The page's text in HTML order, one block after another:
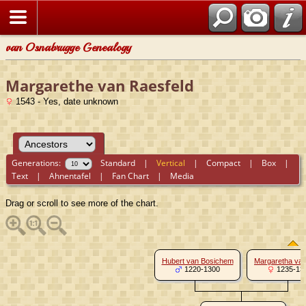
van Osnabrugge Genealogy
Margarethe van Raesfeld
1543 - Yes, date unknown
Generations: Standard |Vertical |Compact | Box |
Text |Ahnentafel | Fan Chart | Media
Drag or scroll to see more of the chart.
Hubert van Bosichem
1220-1300
Margaretha
1235-